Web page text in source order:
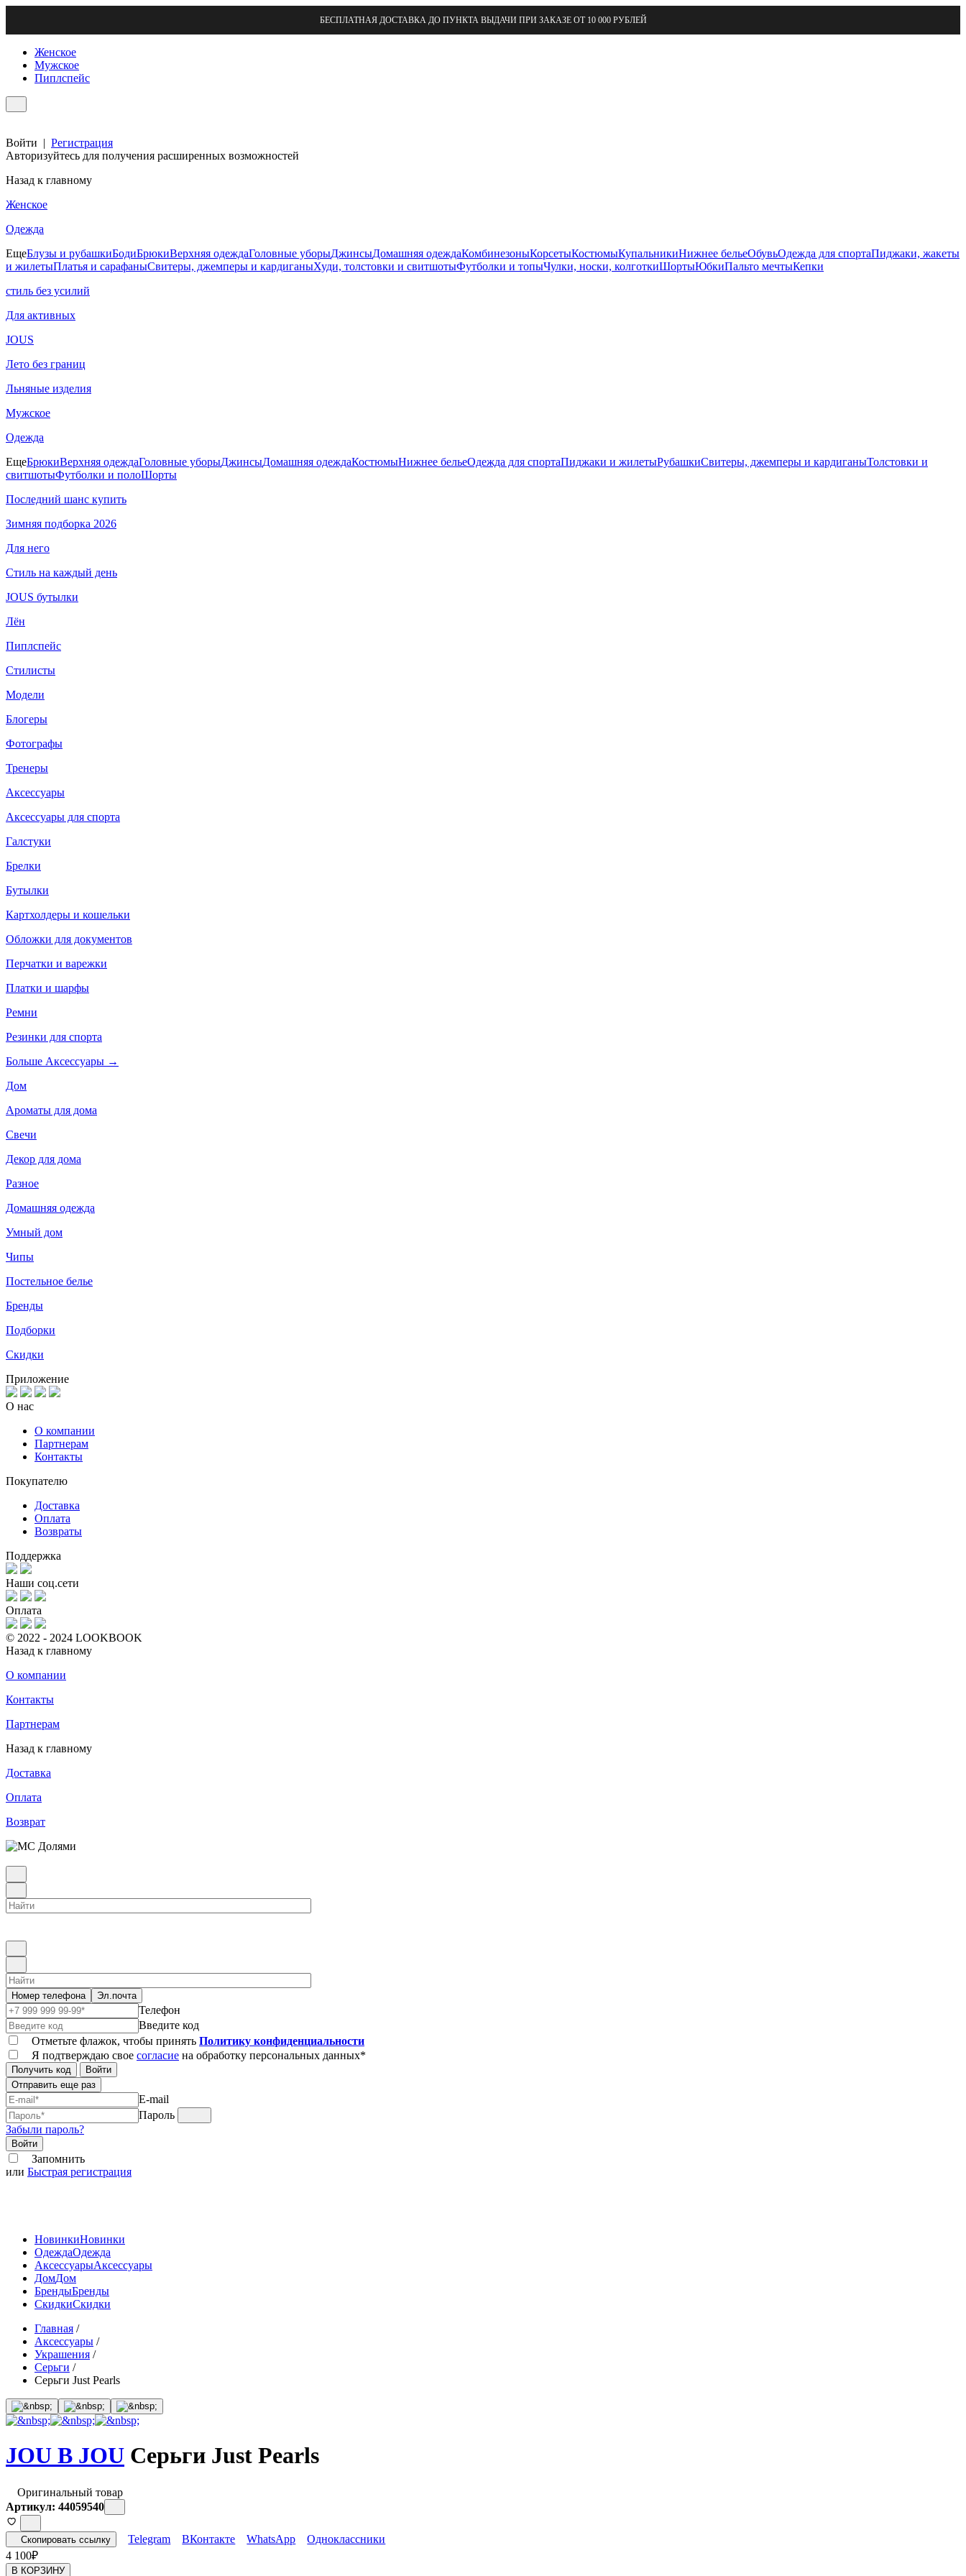
БЕСПЛАТНАЯ ДОСТАВКА ДО ПУНКТА ВЫДАЧИ ПРИ ЗАКАЗЕ ОТ 10 000 РУБЛЕЙ
Женское
Мужское
Пиплспейс
Войти | Регистрация
Авторизуйтесь для получения расширенных возможностей
Назад к главному
Женское
Одежда
ЕщеБлузы и рубашкиБодиБрюкиВерхняя одеждаГоловные уборыДжинсыДомашняя одеждаКомбинезоныКорсетыКостюмыКупальникиНижнее бельеОбувьОдежда для спортаПиджаки, жакеты
и жилетыПлатья и сарафаныСвитеры, джемперы и кардиганыХуди, толстовки и свитшотыФутболки и топыЧулки, носки, колготкиШортыЮбкиПальто мечтыКепки
стиль без усилий
Для активных
JOUS
Лето без границ
Льняные изделия
Мужское
Одежда
ЕщеБрюкиВерхняя одеждаГоловные уборыДжинсыДомашняя одеждаКостюмыНижнее бельеОдежда для спортаПиджаки и жилетыРубашкиСвитеры, джемперы и кардиганыТолстовки и
свитшотыФутболки и полоШорты
Последний шанс купить
Зимняя подборка 2026
Для него
Стиль на каждый день
JOUS бутылки
Лён
Пиплспейс
Стилисты
Модели
Блогеры
Фотографы
Тренеры
Аксессуары
Аксессуары для спорта
Галстуки
Брелки
Бутылки
Картхолдеры и кошельки
Обложки для документов
Перчатки и варежки
Платки и шарфы
Ремни
Резинки для спорта
Больше Аксессуары →
Дом
Ароматы для дома
Свечи
Декор для дома
Разное
Домашняя одежда
Умный дом
Чипы
Постельное белье
Бренды
Подборки
Скидки
Приложение
О нас
О компании
Партнерам
Контакты
Покупателю
Доставка
Оплата
Возвраты
Поддержка
Наши соц.сети
Оплата
© 2022 - 2024 LOOKBOOK
Назад к главному
О компании
Контакты
Партнерам
Назад к главному
Доставка
Оплата
Возврат
Номер телефона Эл.почта
Телефон
Введите код
Отметьте флажок, чтобы принять Политику конфиденциальности
Я подтверждаю свое согласие на обработку персональных данных*
Получить код
Войти
Отправить еще раз
E-mail
Пароль
Забыли пароль?
Войти
Запомнить
или Быстрая регистрация
НовинкиНовинки
ОдеждаОдежда
АксессуарыАксессуары
ДомДом
БрендыБренды
СкидкиСкидки
Главная /
Аксессуары /
Украшения /
Серьги /
Серьги Just Pearls
JOU B JOU Серьги Just Pearls
Оригинальный товар
Артикул: 44059540
Скопировать ссылку Telegram ВКонтакте WhatsApp
Одноклассники
4 100₽
В КОРЗИНУ